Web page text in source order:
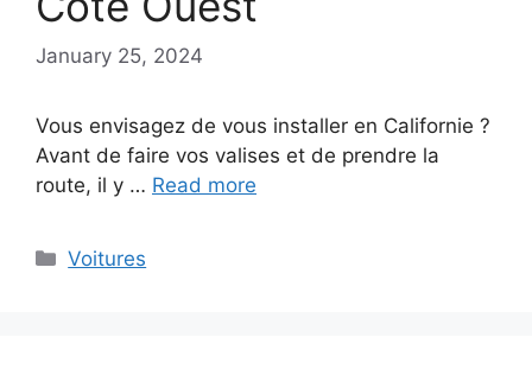
January 25, 2024
Vous envisagez de vous installer en Californie ?
Avant de faire vos valises et de prendre la
route, il y … Read more
Categories
Voitures